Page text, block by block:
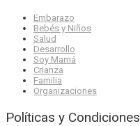
Embarazo
Bebés y Niños
Salud
Desarrollo
Soy Mamá
Crianza
Familia
Organizaciones
Políticas y Condiciones